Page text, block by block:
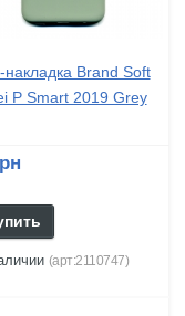
накладка Brand Soft
P Smart 2019 Grey
(арт:2110747)